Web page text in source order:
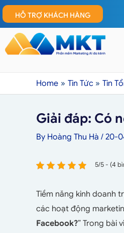
HỖ TRỢ KHÁCH HÀNG
Home Tin Tức Tin
Giải đáp: Có
By Hoàng Thu Hà / 20-
5/5 - (4
Tiềm năng kinh doanh
các hoạt động
Facebook?” Trong bài